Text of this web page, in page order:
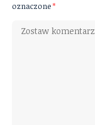
oznaczone*